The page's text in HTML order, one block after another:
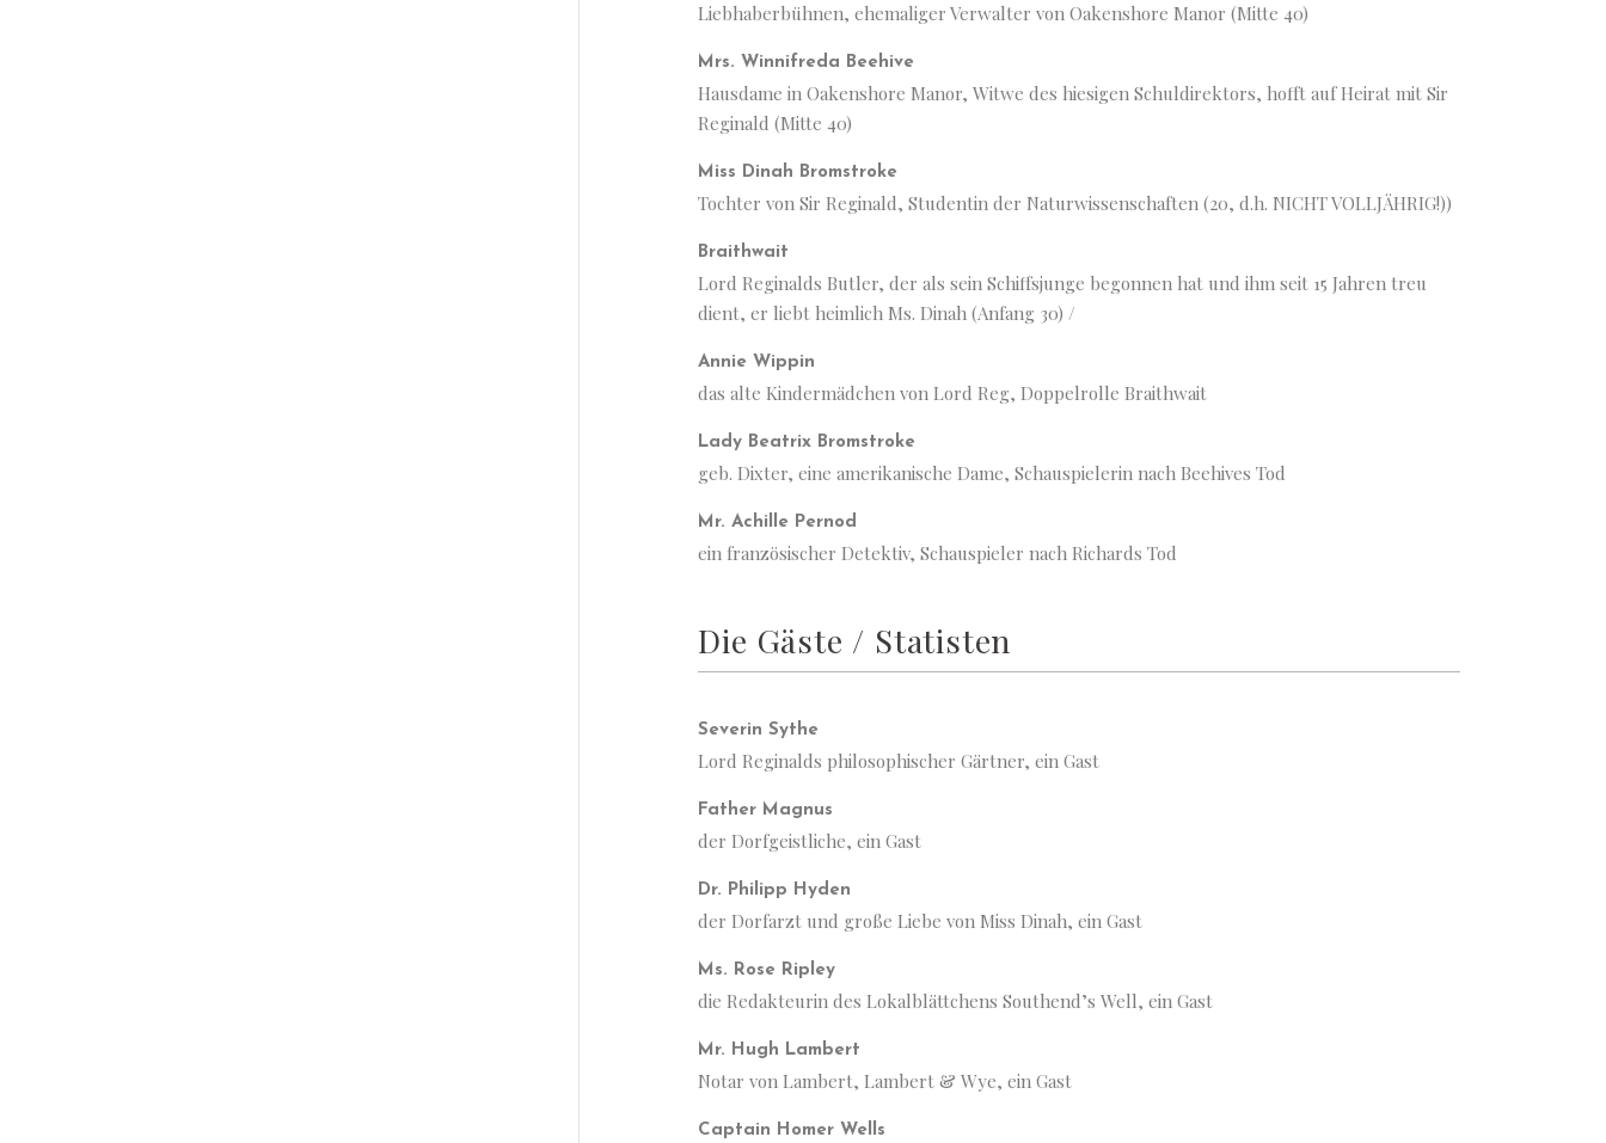
Liebhaberbühnen, ehemaliger Verwalter von Oakenshore Manor (Mitte 40)
Mrs. Winnifreda Beehive
Hausdame in Oakenshore Manor, Witwe des hiesigen Schuldirektors, hofft auf Heirat mit Sir
Reginald (Mitte 40)
Miss Dinah Bromstroke
Tochter von Sir Reginald, Studentin der Naturwissenschaften (20, d.h. NICHT VOLLJÄHRIG!))
Braithwait
Lord Reginalds Butler, der als sein Schiffsjunge begonnen hat und ihm seit 15 Jahren treu
dient, er liebt heimlich Ms. Dinah (Anfang 30) /
Annie Wippin
das alte Kindermädchen von Lord Reg, Doppelrolle Braithwait
Lady Beatrix Bromstroke
geb. Dixter, eine amerikanische Dame, Schauspielerin nach Beehives Tod
Mr. Achille Pernod
ein französischer Detektiv, Schauspieler nach Richards Tod
Die Gäste / Statisten
Severin Sythe
Lord Reginalds philosophischer Gärtner, ein Gast
Father Magnus
der Dorfgeistliche, ein Gast
Dr. Philipp Hyden
der Dorfarzt und große Liebe von Miss Dinah, ein Gast
Ms. Rose Ripley
die Redakteurin des Lokalblättchens Southend’s Well, ein Gast
Mr. Hugh Lambert
Notar von Lambert, Lambert & Wye, ein Gast
Captain Homer Wells